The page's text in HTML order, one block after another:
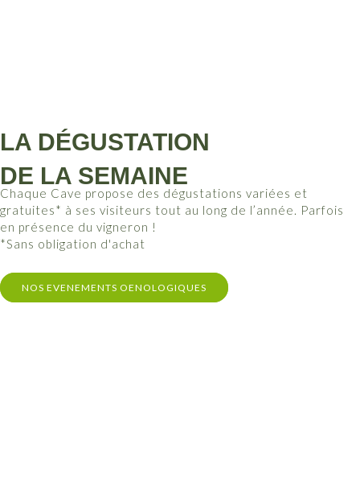
LA DÉGUSTATION
DE LA SEMAINE
Chaque Cave propose des dégustations variées et
gratuites* à ses visiteurs tout au long de l’année. Parfois
en présence du vigneron !
*Sans obligation d'achat
NOS EVENEMENTS OENOLOGIQUES